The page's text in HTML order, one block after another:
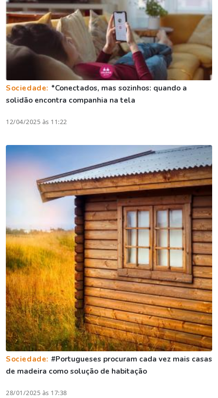
Sociedade: *Conectados, mas sozinhos: quando a
solidão encontra companhia na tela
12/04/2025 às 11:22
Sociedade: #Portugueses procuram cada vez mais casas
de madeira como solução de habitação
28/01/2025 às 17:38